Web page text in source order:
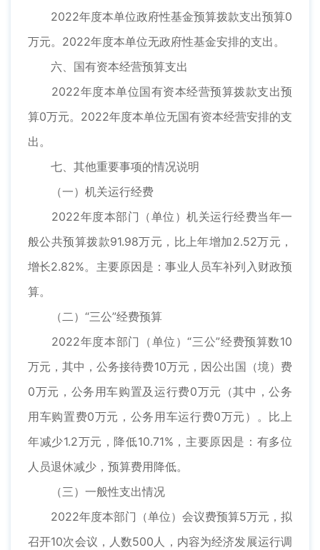
2022年度本单位政府性基金预算拨款支出预算0
万元。2022年度本单位无政府性基金安排的支出。
六、国有资本经营预算支出
2022年度本单位国有资本经营预算拨款支出预
算0万元。2022年度本单位无国有资本经营安排的支
出。
七、其他重要事项的情况说明
（一）机关运行经费
2022年度本部门（单位）机关运行经费当年一
般公共预算拨款91.98万元，比上年增加2.52万元，
增长2.82%。主要原因是：事业人员车补列入财政预
算。
（二）“三公”经费预算
2022年度本部门（单位）“三公”经费预算数10
万元，其中，公务接待费10万元，因公出国（境）费
0万元，公务用车购置及运行费0万元（其中，公务
用车购置费0万元，公务用车运行费0万元）。比上
年减少1.2万元，降低10.71%，主要原因是：有多位
人员退休减少，预算费用降低。
（三）一般性支出情况
2022年度本部门（单位）会议费预算5万元，拟
召开10次会议，人数500人，内容为经济发展运行调